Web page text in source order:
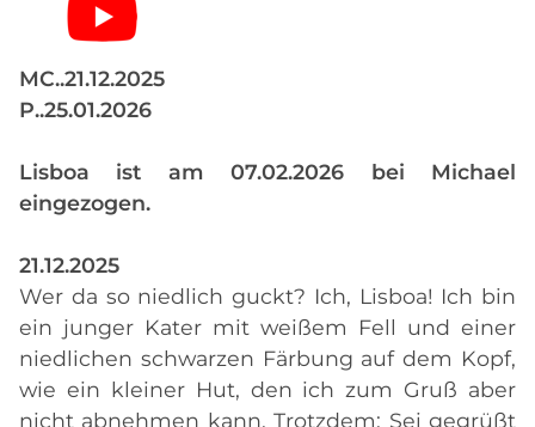
MC..21.12.2025
P..25.01.2026
Lisboa ist am 07.02.2026 bei Michael
eingezogen.
21.12.2025
Wer da so niedlich guckt? Ich, Lisboa! Ich bin
ein junger Kater mit weißem Fell und einer
niedlichen schwarzen Färbung auf dem Kopf,
wie ein kleiner Hut, den ich zum Gruß aber
nicht abnehmen kann. Trotzdem: Sei gegrüßt